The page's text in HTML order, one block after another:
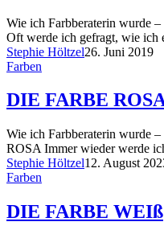
Wie ich Farbberaterin wurde
Oft werde ich gefragt, wie
Stephie Höltzel26. Juni 2019
Farben
DIE FARBE
Wie ich Farbberaterin wurde
ROSA Immer wieder werde
Stephie Höltzel12. August
Farben
DIE FARBE WEIß